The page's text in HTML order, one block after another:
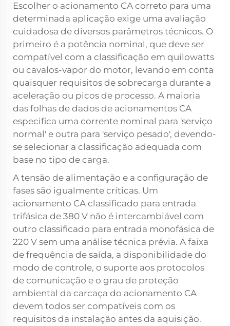
Escolher o acionamento CA correto para uma
determinada aplicação exige uma avaliação
cuidadosa de diversos parâmetros técnicos. O
primeiro é a potência nominal, que deve ser
compatível com a classificação em quilowatts
ou cavalos-vapor do motor, levando em conta
quaisquer requisitos de sobrecarga durante a
aceleração ou picos de processo. A maioria
das folhas de dados de acionamentos CA
especifica uma corrente nominal para 'serviço
normal' e outra para 'serviço pesado', devendo-
se selecionar a classificação adequada com
base no tipo de carga.
A tensão de alimentação e a configuração de
fases são igualmente críticas. Um
acionamento CA classificado para entrada
trifásica de 380 V não é intercambiável com
outro classificado para entrada monofásica de
220 V sem uma análise técnica prévia. A faixa
de frequência de saída, a disponibilidade do
modo de controle, o suporte aos protocolos
de comunicação e o grau de proteção
ambiental da carcaça do acionamento CA
devem todos ser compatíveis com os
requisitos da instalação antes da aquisição.